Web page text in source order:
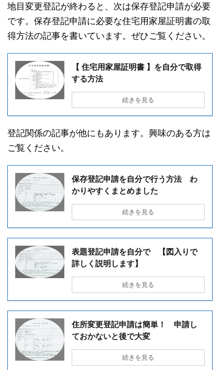
地目変更登記が終わると、次は保存登記申請が必要
です。保存登記申請に必要な住宅用家屋証明書の取
得方法の記事を書いています。ぜひご覧ください。
【 住宅用家屋証明書 】を自分で取得
する方法
続きを見る
登記関係の記事が他にもあります。興味のある方は
ご覧ください。
保存登記申請を自分で行う方法 わ
かりやすくまとめました
続きを見る
表題登記申請を自分で 【図入りで
詳しく説明します】
続きを見る
住所変更登記申請は簡単！ 申請し
ておかないと後で大変
続きを見る